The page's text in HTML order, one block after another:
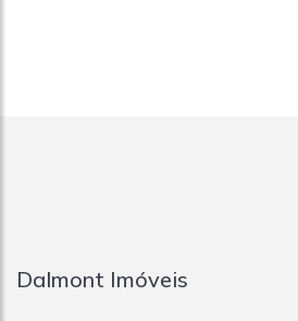
Dalmont Imóveis